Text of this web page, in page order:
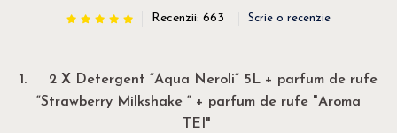
Recenzii: 663 Scrie o recenzie
1. 2 X Detergent “Aqua Neroli” 5L + parfum de rufe
“Strawberry Milkshake “ + parfum de rufe "Aroma
TEI"